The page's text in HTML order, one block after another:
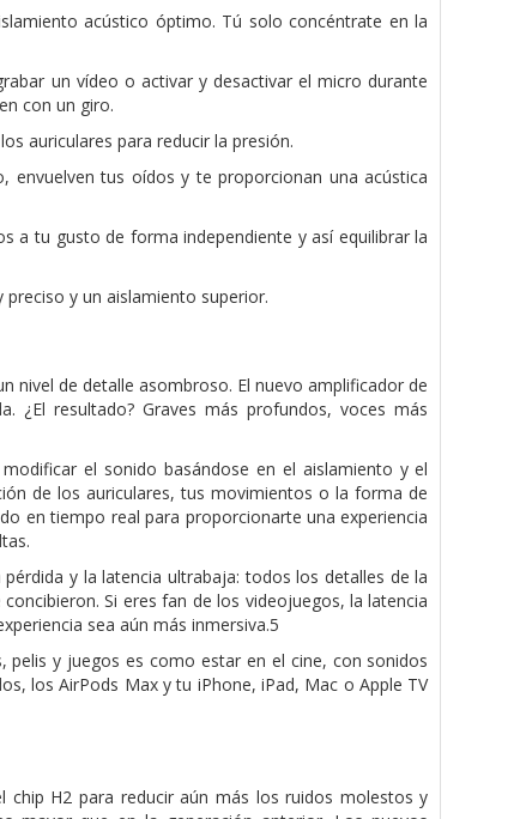
acústico óptimo. Tú solo concéntrate en la
un vídeo o activar y desactivar el micro durante
con un giro.
auriculares para reducir la presión.
envuelven tus oídos y te proporcionan una acústica
a tu gusto de forma independiente y así equilibrar la
preciso y un aislamiento superior.
nivel de detalle asombroso. El nuevo amplificador de
¿El resultado? Graves más profundos, voces más
el sonido basándose en el aislamiento y el
de los auriculares, tus movimientos o la forma de
en tiempo real para proporcionarte una experiencia
y la latencia ultrabaja: todos los detalles de la
Si eres fan de los videojuegos, la latencia
sea aún más inmersiva.5
pelis y juegos es como estar en el cine, con sonidos
los AirPods Max y tu iPhone, iPad, Mac o Apple TV
chip H2 para reducir aún más los ruidos molestos y